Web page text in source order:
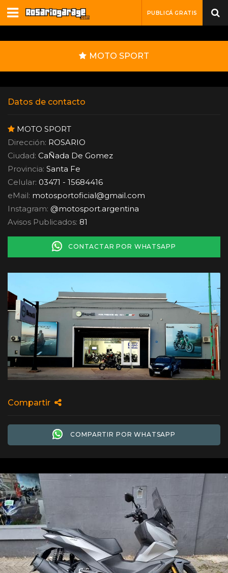
PUBLICÁ GRATIS
MOTO SPORT
Datos de contacto
MOTO SPORT
Dirección: ROSARIO
Ciudad: CaÑada De Gomez
Provincia: Santa Fe
Celular: 03471 - 15684416
eMail: motosportoficial@gmail.com
Instagram: @motosport.argentina
Avisos Publicados: 81
CONTACTAR POR WHATSAPP
Compartir
COMPARTIR POR WHATSAPP